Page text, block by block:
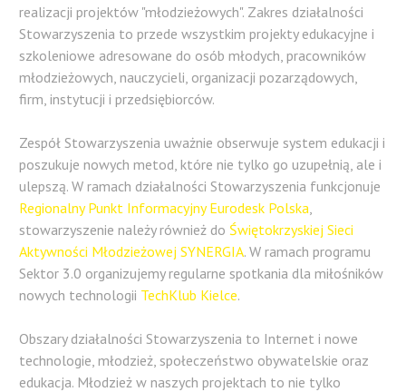
realizacji projektów "młodzieżowych". Zakres działalności
Stowarzyszenia to przede wszystkim projekty edukacyjne i
szkoleniowe adresowane do osób młodych, pracowników
młodzieżowych, nauczycieli, organizacji pozarządowych,
firm, instytucji i przedsiębiorców.
Zespół Stowarzyszenia uważnie obserwuje system edukacji i
poszukuje nowych metod, które nie tylko go uzupełnią, ale i
ulepszą. W ramach działalności Stowarzyszenia funkcjonuje
Regionalny Punkt Informacyjny Eurodesk Polska
stowarzyszenie należy również do Świętokrzyskiej Sieci
Aktywności Młodzieżowej SYNERGIA. W ramach programu
Sektor 3.0 organizujemy regularne spotkania dla miłośników
nowych technologii TechKlub Kielce.
Obszary działalności Stowarzyszenia to Internet i nowe
technologie, młodzież, społeczeństwo obywatelskie oraz
edukacja. Młodzież w naszych projektach to nie tylko